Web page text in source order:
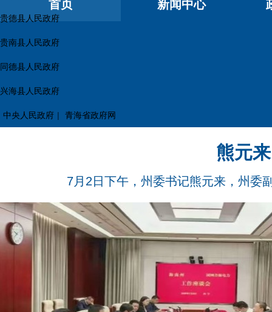
贵德县人民政府
贵南县人民政府
同德县人民政府
兴海县人民政府
中央人民政府 | 青海省政府网
首页 新闻中心
熊元
7月2日下午，州委书记熊元来，州委